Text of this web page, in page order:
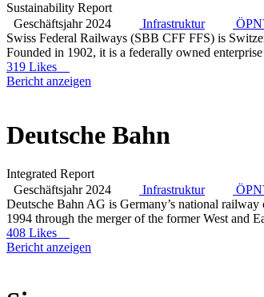
Sustainability Report
Geschäftsjahr 2024
Infrastruktur
Swiss Federal Railways (SBB CFF FFS) is
Founded in 1902, it is a federally owned
319 Likes
Bericht anzeigen
Deutsche Bahn
Integrated Report
Geschäftsjahr 2024
Infrastruktur
Deutsche Bahn AG is Germany’s national
1994 through the merger of the former West and
408 Likes
Bericht anzeigen